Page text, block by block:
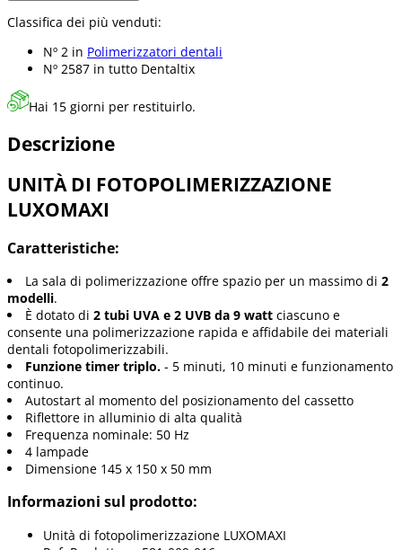
Classifica dei più venduti:
Nº 2 in Polimerizzatori dentali
Nº 2587 in tutto Dentaltix
Hai 15 giorni per restituirlo.
Descrizione
UNITÀ DI FOTOPOLIMERIZZAZIONE
LUXOMAXI
Caratteristiche:
La sala di polimerizzazione offre spazio per un massimo di 2
modelli.
È dotato di 2 tubi UVA e 2 UVB da 9 watt ciascuno e
consente una polimerizzazione rapida e affidabile dei materiali
dentali fotopolimerizzabili.
Funzione timer triplo. - 5 minuti, 10 minuti e funzionamento
continuo.
Autostart al momento del posizionamento del cassetto
Riflettore in alluminio di alta qualità
Frequenza nominale: 50 Hz
4 lampade
Dimensione 145 x 150 x 50 mm
Informazioni sul prodotto:
Unità di fotopolimerizzazione LUXOMAXI